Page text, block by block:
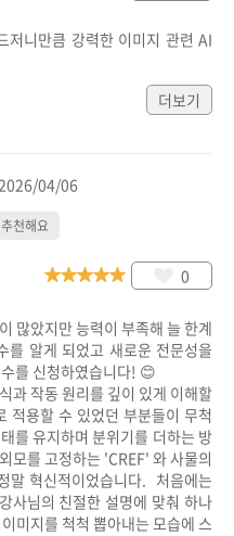
저니만큼 강력한 이미지 관련 AI
더보기
04/06
추천해요
0
많았지만 능력이 부족해 늘 한계
를 알게 되었고 새로운 전문성을
를 신청하였습니다! 😊
과 작동 원리를 깊이 있게 이해할
적용할 수 있었던 부분들이 무척
를 유지하며 분위기를 더하는 방
모를 고정하는 'CREF' 와 사물의
말 혁신적이었습니다.  처음에는
사님의 친절한 설명에 맞춰 하나
미지를 척척 뽑아내는 모습에 스